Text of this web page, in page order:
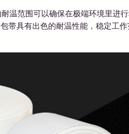
温范围可以确保在极端环境里进
带具有出色的耐温性能，稳定工